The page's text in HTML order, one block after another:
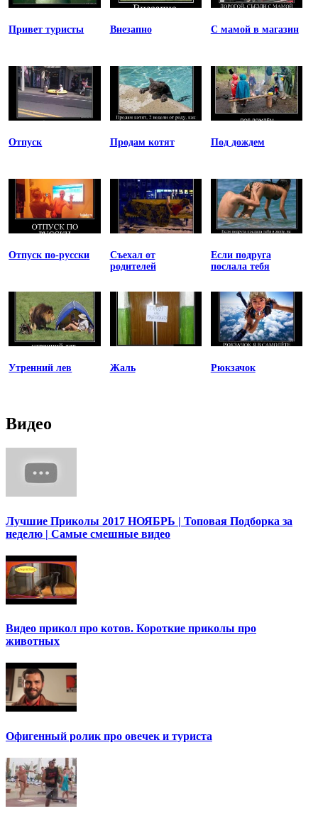
Привет туристы Внезапно С мамой в магазин
Отпуск Продам котят Под дождем
Отпуск по-русски
Съехал от
родителей
Если подруга
послала тебя
Утренний лев Жаль Рюкзачок
Видео
Лучшие Приколы 2017 НОЯБРЬ | Топовая Подборка за
неделю | Самые смешные видео
Видео прикол про котов. Короткие приколы про
животных
Офигенный ролик про овечек и туриста